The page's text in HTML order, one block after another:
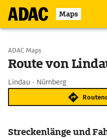
Maps
Start wählen
ADAC Maps
Route von
Lindau - Nürnberg
Streckenlänge und